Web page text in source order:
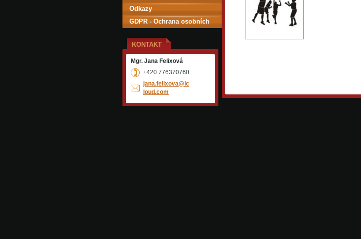
Odkazy
GDPR - Ochrana osobních
KONTAKT
Mgr. Jana Felixová
+420 776370760
jana.fel ixova@ic
loud.com